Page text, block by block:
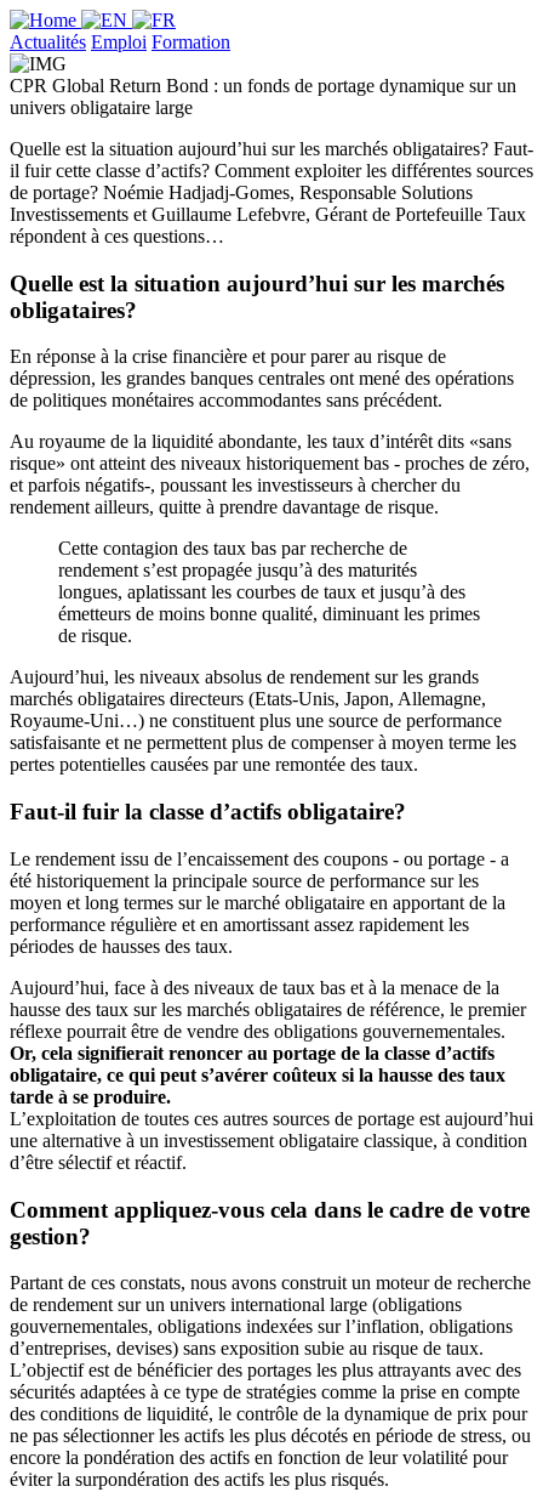
Actualités Emploi Formation
CPR Global Return Bond : un fonds de portage dynamique sur un
univers obligataire large
Quelle est la situation aujourd’hui sur les marchés obligataires? Faut-
il fuir cette classe d’actifs? Comment exploiter les différentes sources
de portage? Noémie Hadjadj-Gomes, Responsable Solutions
Investissements et Guillaume Lefebvre, Gérant de Portefeuille Taux
répondent à ces questions…
Quelle est la situation aujourd’hui sur les marchés
obligataires?
En réponse à la crise financière et pour parer au risque de
dépression, les grandes banques centrales ont mené des opérations
de politiques monétaires accommodantes sans précédent.
Au royaume de la liquidité abondante, les taux d’intérêt dits «sans
risque» ont atteint des niveaux historiquement bas - proches de zéro,
et parfois négatifs-, poussant les investisseurs à chercher du
rendement ailleurs, quitte à prendre davantage de risque.
Cette contagion des taux bas par recherche de
rendement s’est propagée jusqu’à des maturités
longues, aplatissant les courbes de taux et jusqu’à des
émetteurs de moins bonne qualité, diminuant les primes
de risque.
Aujourd’hui, les niveaux absolus de rendement sur les grands
marchés obligataires directeurs (Etats-Unis, Japon, Allemagne,
Royaume-Uni…) ne constituent plus une source de performance
satisfaisante et ne permettent plus de compenser à moyen terme les
pertes potentielles causées par une remontée des taux.
Faut-il fuir la classe d’actifs obligataire?
Le rendement issu de l’encaissement des coupons - ou portage - a
été historiquement la principale source de performance sur les
moyen et long termes sur le marché obligataire en apportant de la
performance régulière et en amortissant assez rapidement les
périodes de hausses des taux.
Aujourd’hui, face à des niveaux de taux bas et à la menace de la
hausse des taux sur les marchés obligataires de référence, le premier
réflexe pourrait être de vendre des obligations gouvernementales.
Or, cela signifierait renoncer au portage de la classe d’actifs
obligataire, ce qui peut s’avérer coûteux si la hausse des taux
tarde à se produire.
L’exploitation de toutes ces autres sources de portage est aujourd’hui
une alternative à un investissement obligataire classique, à condition
d’être sélectif et réactif.
Comment appliquez-vous cela dans le cadre de votre
gestion?
Partant de ces constats, nous avons construit un moteur de recherche
de rendement sur un univers international large (obligations
gouvernementales, obligations indexées sur l’inflation, obligations
d’entreprises, devises) sans exposition subie au risque de taux.
L’objectif est de bénéficier des portages les plus attrayants avec des
sécurités adaptées à ce type de stratégies comme la prise en compte
des conditions de liquidité, le contrôle de la dynamique de prix pour
ne pas sélectionner les actifs les plus décotés en période de stress, ou
encore la pondération des actifs en fonction de leur volatilité pour
éviter la surpondération des actifs les plus risqués.